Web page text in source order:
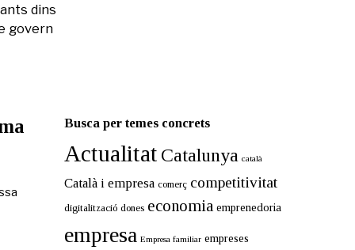
dins
govern
Busca per temes concrets
Actualitat Catalunya català
Català i empresa comerç competitivitat
digitalització dones economia emprenedoria
empresa Empresa familiar empreses